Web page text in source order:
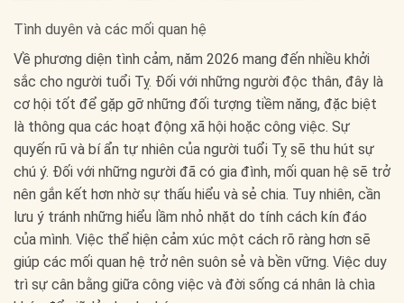
Tình duyên và các mối quan hệ
Về phương diện tình cảm, năm 2026 mang đến nhiều khởi
sắc cho người tuổi Tỵ. Đối với những người độc thân, đây là
cơ hội tốt để gặp gỡ những đối tượng tiềm năng, đặc biệt
là thông qua các hoạt động xã hội hoặc công việc. Sự
quyến rũ và bí ẩn tự nhiên của người tuổi Tỵ sẽ thu hút sự
chú ý. Đối với những người đã có gia đình, mối quan hệ sẽ trở
nên gắn kết hơn nhờ sự thấu hiểu và sẻ chia. Tuy nhiên, cần
lưu ý tránh những hiểu lầm nhỏ nhặt do tính cách kín đáo
của mình. Việc thể hiện cảm xúc một cách rõ ràng hơn sẽ
giúp các mối quan hệ trở nên suôn sẻ và bền vững. Việc duy
trì sự cân bằng giữa công việc và đời sống cá nhân là chìa